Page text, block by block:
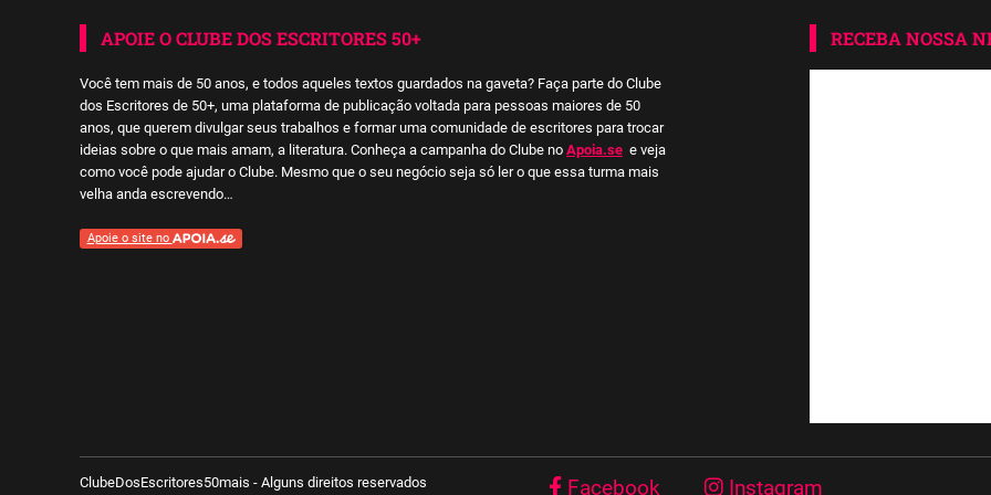
APOIE O CLUBE DOS ESCRITORES 50+
Você tem mais de 50 anos, e todos aqueles textos guardados na gaveta? Faça parte do Clube
dos Escritores de 50+, uma plataforma de publicação voltada para pessoas maiores de 50
anos, que querem divulgar seus trabalhos e formar uma comunidade de escritores para trocar
ideias sobre o que mais amam, a literatura. Conheça a campanha do Clube no Apoia.se e veja
como você pode ajudar o Clube. Mesmo que o seu negócio seja só ler o que essa turma mais
velha anda escrevendo…
Apoie o site no
RECEBA NOSSA
ClubeDosEscritores50mais - Alguns direitos reservados Facebook Instagram